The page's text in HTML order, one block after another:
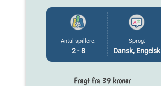
Antal spillere:
2 - 8
Sprog:
Dansk, Engelsk
Fragt fra 39 kroner